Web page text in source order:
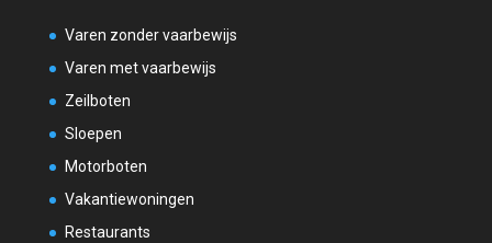
Varen zonder vaarbewijs
Varen met vaarbewijs
Zeilboten
Sloepen
Motorboten
Vakantiewoningen
Restaurants